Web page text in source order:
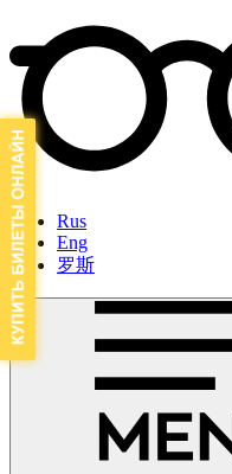
Rus
Eng
罗斯